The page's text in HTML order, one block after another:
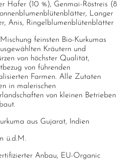
Hafer (10 %), Genmai-Röstreis (8
Langer
Anis, Ringelblumenblütenblätter
feinsten Bio-Kurkumas
Kräutern und
von höchster Qualität,
von führenden
Farmen. Alle Zutaten
in malerischen
von kleinen Betrieben
aus Gujarat, Indien
ü.d.M.
Anbau, EU-Organic